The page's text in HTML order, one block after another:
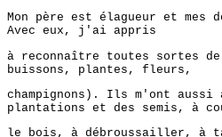
Mon père est élagueur et mes
Avec eux, j'ai appris
à reconnaître toutes sortes
buissons, plantes, fleurs,
champignons). Ils m'ont
plantations et des semis, à
le bois, à débroussailler, à